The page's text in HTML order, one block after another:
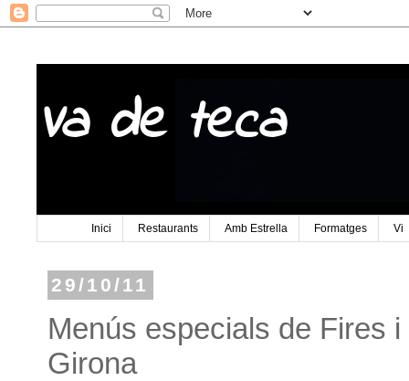
Va de teca
Inici Restaurants Amb Estrella Formatges Vi
29/10/11
Menús especials de Fires
Girona